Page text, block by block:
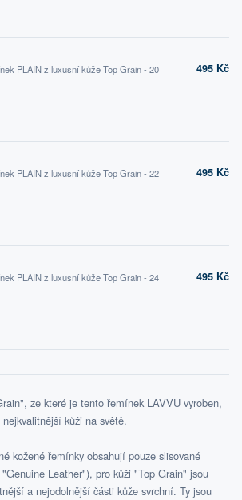
PLAIN z luxusní kůže Top Grain - 20
495 Kč
PLAIN z luxusní kůže Top Grain - 22
495 Kč
PLAIN z luxusní kůže Top Grain - 24
495 Kč
ze které je tento řemínek LAVVU vyroben,
kůži na světě.
kožené řemínky obsahují pouze slisované
Leather"), pro kůži "Top Grain" jsou
a nejodolnější části kůže svrchní. Ty jsou